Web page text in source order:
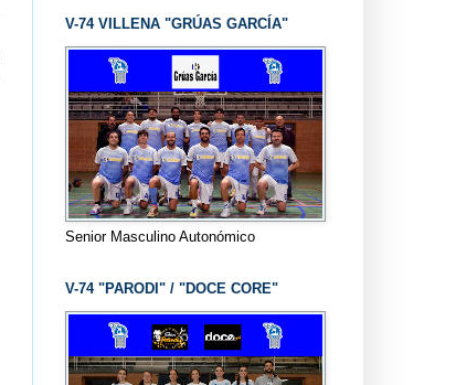
V-74 VILLENA "GRÚAS GARCÍA"
Senior Masculino Autonómico
V-74 "PARODI" / "DOCE CORE"